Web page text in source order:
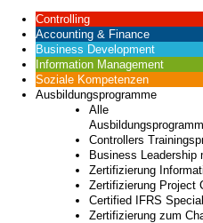
Controlling
Accounting & Finance
Business Development
Information Management
Soziale Kompetenzen
Ausbildungsprogramme
Alle
Controllers
Business Leadership
Zertifizierung
Zertifizierung Project
Certified IFRS
Zertifizierung zum